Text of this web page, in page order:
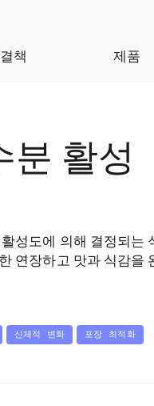
책 제품
분 활성
성도에 의해 결정되는
연장하고 맛과 식감을
신체적 변화 포장 최적화